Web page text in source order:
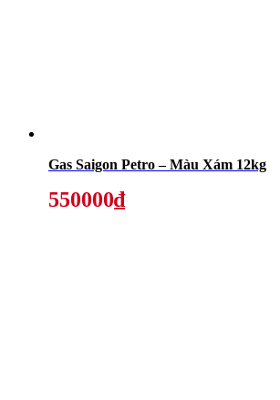
Gas Saigon Petro – Màu Xám 12kg
550000₫